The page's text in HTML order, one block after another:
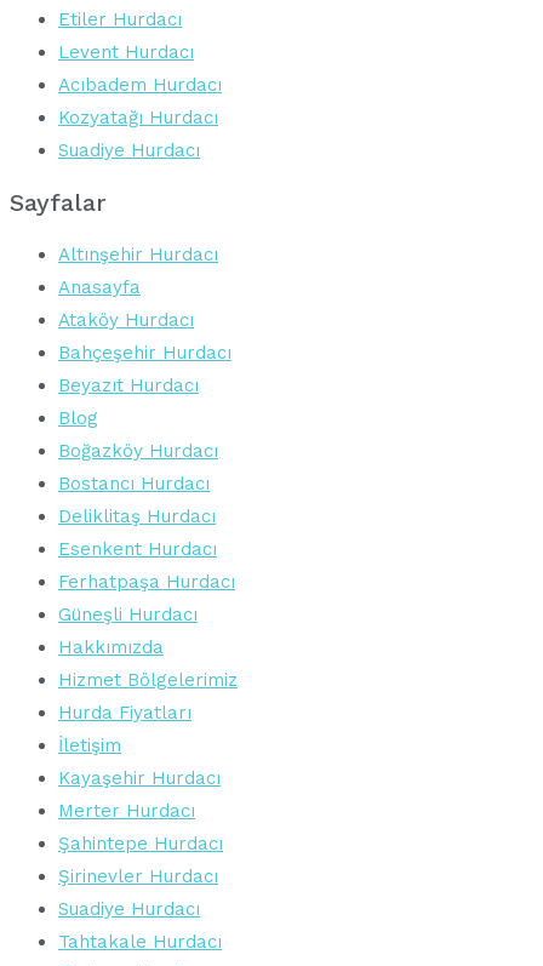
Etiler Hurdacı
Levent Hurdacı
Acıbadem Hurdacı
Kozyatağı Hurdacı
Suadiye Hurdacı
Sayfalar
Altınşehir Hurdacı
Anasayfa
Ataköy Hurdacı
Bahçeşehir Hurdacı
Beyazıt Hurdacı
Blog
Boğazköy Hurdacı
Bostancı Hurdacı
Deliklitaş Hurdacı
Esenkent Hurdacı
Ferhatpaşa Hurdacı
Güneşli Hurdacı
Hakkımızda
Hizmet Bölgelerimiz
Hurda Fiyatları
İletişim
Kayaşehir Hurdacı
Merter Hurdacı
Şahintepe Hurdacı
Şirinevler Hurdacı
Suadiye Hurdacı
Tahtakale Hurdacı